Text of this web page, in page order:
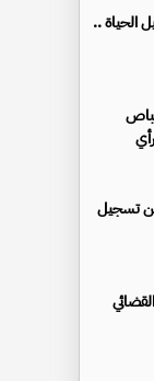
الحياة ..
تسجيل